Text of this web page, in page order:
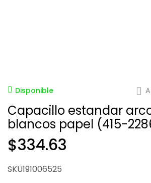
Disponible
Capacillo estandar
blancos papel (415-
$334.63
SKU191006525